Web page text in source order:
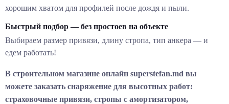
хорошим хватом для профилей после дождя и пыли.
Быстрый подбор — без простоев на объекте
Выбираем размер привязи, длину стропа, тип анкера — и
едем работать!
В строительном магазине онлайн superstefan.md вы
можете заказать снаряжение для высотных работ:
страховочные привязи, стропы с амортизатором,